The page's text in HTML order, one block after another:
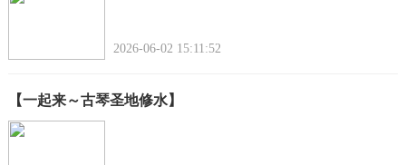
2026-06-02 15:11:52
【一起来～古琴圣地修水】